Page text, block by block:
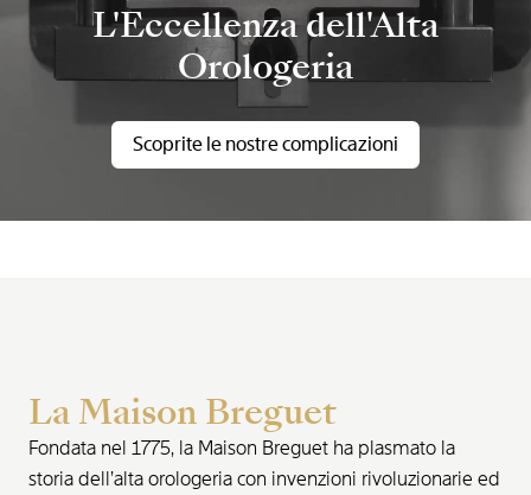
L'Eccellenza dell'Alta
Orologeria
Scoprite le nostre complicazioni
La Maison Breguet
Fondata nel 1775, la Maison Breguet ha plasmato la
storia dell’alta orologeria con invenzioni rivoluzionarie ed